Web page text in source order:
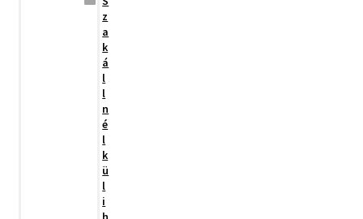
z
a
k
á
l
l
n
é
l
k
ü
l
i